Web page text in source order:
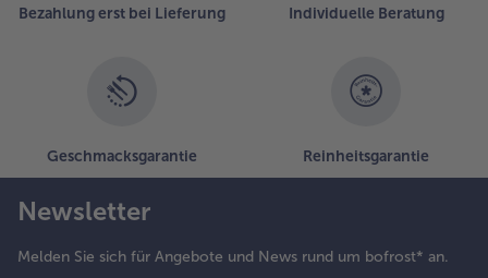
und
Bezahlung erst bei Lieferung Individuelle Beratung
Geschmacksgarantie Reinheitsgarantie
Newsletter
Melden Sie sich für Angebote und News rund um bofrost* an.